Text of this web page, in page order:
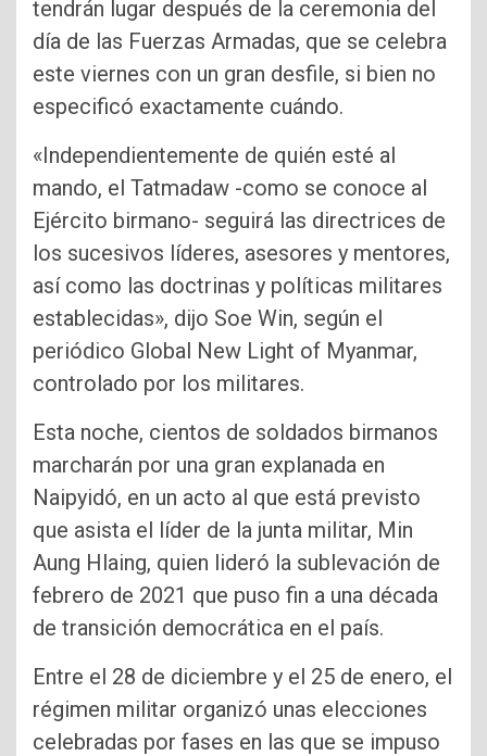
tendrán lugar después de la ceremonia del
día de las Fuerzas Armadas, que se celebra
este viernes con un gran desfile, si bien no
especificó exactamente cuándo.
«Independientemente de quién esté al
mando, el Tatmadaw -como se conoce al
Ejército birmano- seguirá las directrices de
los sucesivos líderes, asesores y mentores,
así como las doctrinas y políticas militares
establecidas», dijo Soe Win, según el
periódico Global New Light of Myanmar,
controlado por los militares.
Esta noche, cientos de soldados birmanos
marcharán por una gran explanada en
Naipyidó, en un acto al que está previsto
que asista el líder de la junta militar, Min
Aung Hlaing, quien lideró la sublevación de
febrero de 2021 que puso fin a una década
de transición democrática en el país.
Entre el 28 de diciembre y el 25 de enero, el
régimen militar organizó unas elecciones
celebradas por fases en las que se impuso